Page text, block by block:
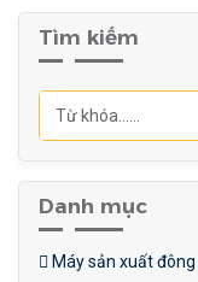
Công nghiệp
phẩm (chiết xuất
tỏi).
Tìm kiếm
Danh mục
Máy sản xuất